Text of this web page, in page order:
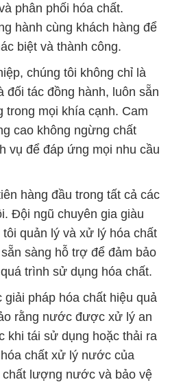
tác đồng hành, luôn sẵn
trong mọi khía cạnh. Cam
cao không ngừng chất
vụ để đáp ứng mọi nhu cầu
hàng đầu trong tất cả các
Đội ngũ chuyên gia giàu
quản lý và xử lý hóa chất
sàng hỗ trợ để đảm bảo
trình sử dụng hóa chất.
pháp hóa chất hiệu quả
rằng nước được xử lý an
khi tái sử dụng hoặc thải ra
chất xử lý nước của
lượng nước và bảo vệ
như môi trường.
tuyển chọn kỹ lưỡng và
quy trình vận hành đảm
cao nhất. Hãy đồng hành